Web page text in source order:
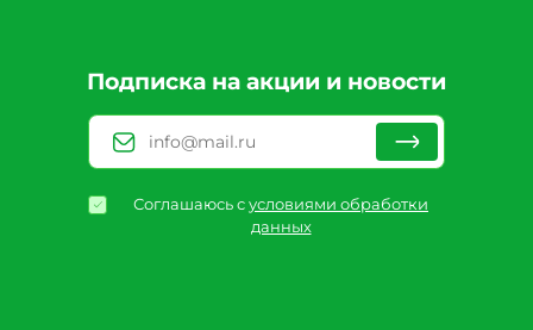
Подписка на акции и новости
Соглашаюсь сусловиями обработки
данных